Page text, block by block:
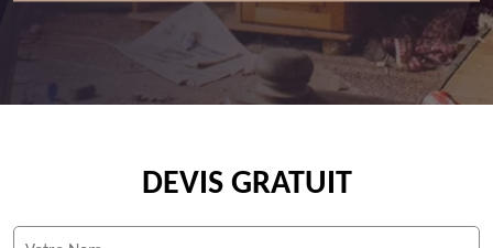
DEVIS GRATUIT